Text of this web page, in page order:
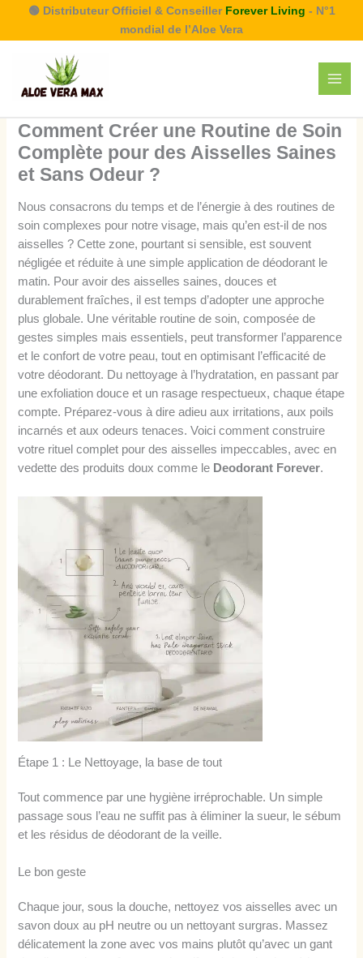
🟢 Distributeur Officiel & Conseiller Forever Living - N°1
mondial de l’Aloe Vera
Comment Créer une Routine de Soin
Complète pour des Aisselles Saines
et Sans Odeur ?
Nous consacrons du temps et de l’énergie à des routines de
soin complexes pour notre visage, mais qu’en est-il de nos
aisselles ? Cette zone, pourtant si sensible, est souvent
négligée et réduite à une simple application de déodorant le
matin. Pour avoir des aisselles saines, douces et
durablement fraîches, il est temps d’adopter une approche
plus globale. Une véritable routine de soin, composée de
gestes simples mais essentiels, peut transformer l’apparence
et le confort de votre peau, tout en optimisant l’efficacité de
votre déodorant. Du nettoyage à l’hydratation, en passant par
une exfoliation douce et un rasage respectueux, chaque étape
compte. Préparez-vous à dire adieu aux irritations, aux poils
incarnés et aux odeurs tenaces. Voici comment construire
votre rituel complet pour des aisselles impeccables, avec en
vedette des produits doux comme le Deodorant Forever.
Étape 1 : Le Nettoyage, la base de tout
Tout commence par une hygiène irréprochable. Un simple
passage sous l’eau ne suffit pas à éliminer la sueur, le sébum
et les résidus de déodorant de la veille.
Le bon geste
Chaque jour, sous la douche, nettoyez vos aisselles avec un
savon doux au pH neutre ou un nettoyant surgras. Massez
délicatement la zone avec vos mains plutôt qu’avec un gant